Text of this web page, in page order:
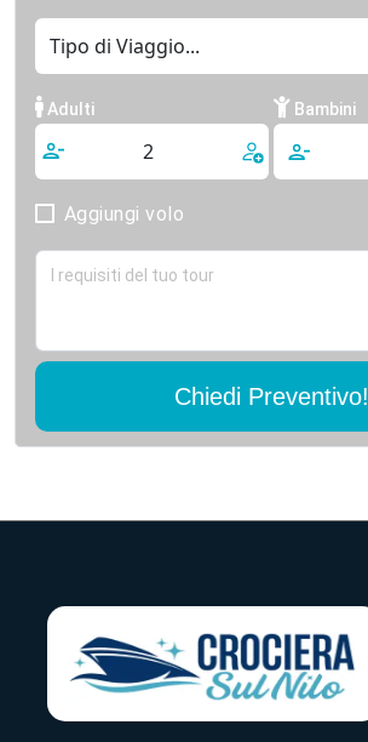
Adulti Bambini
Aggiungi volo
Chiedi Preventivo!